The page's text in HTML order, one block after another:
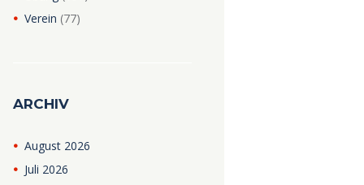
Verein (77)
ARCHIV
August 2026
Juli 2026